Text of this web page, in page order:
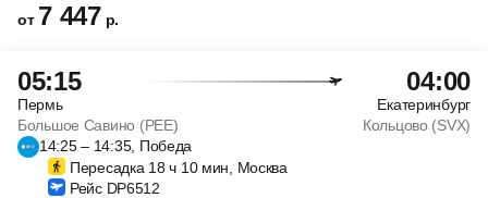
от 7 447 р.
05:15 04:00
Пермь
Екатеринбург
Большое Савино (PEE)
Кольцово (SVX)
14:25 – 14:35, Победа
Пересадка 18 ч 10 мин, Москва
Рейс DP6512